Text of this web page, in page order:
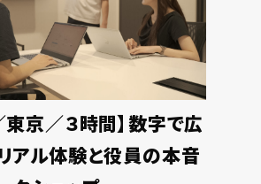
東京／３時間】数字で広
アル体験と役員の本音